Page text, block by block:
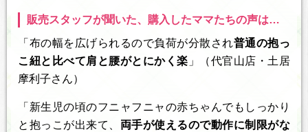
販売スタッフが聞いた、購入したママたちの声は…
「布の幅を広げられるので負荷が分散され普通の抱っ
こ紐と比べて肩と腰がとにかく楽 」（代官山店・土居
摩利子さん）
「新生児の頃のフニャフニャの赤ちゃんでもしっかり
と抱っこが出来て、 両手が使えるので動作に制限がな